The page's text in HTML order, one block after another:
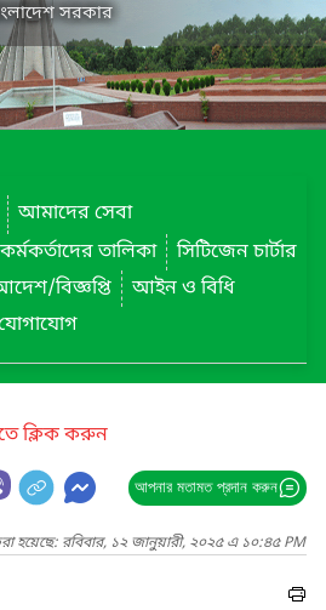
সরকার
আমাদের সেবা
কর্মকর্তাদের তালিকা
সিটিজেন চার্টার
বিজ্ঞপ্তি
আইন ও বিধি
ক্লিক করুন
আপনার মতামত প্রদান করুন
হয়েছে: রবিবার, ১২ জানুয়ারী, ২০২৫ এ ১০:৪৫ PM